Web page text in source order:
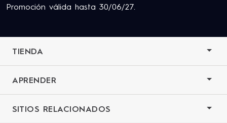
Promoción válida hasta 30/06/27.
TIENDA
APRENDER
SITIOS RELACIONADOS